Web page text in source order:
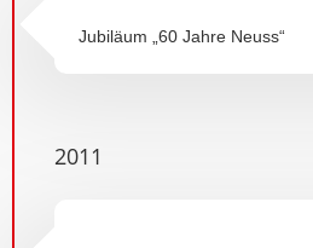
Jubiläum „60 Jahre Neuss“
2011